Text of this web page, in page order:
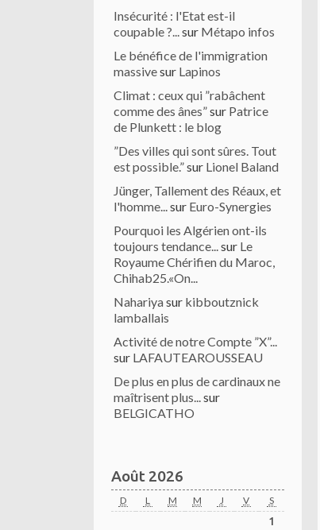
Insécurité : l'Etat est-il
coupable ?...sur Métapo infos
Le bénéfice de l'immigration
massivesur Lapinos
Climat : ceux qui ”rabâchent
comme des ânes”sur Patrice
de Plunkett : le blog
”Des villes qui sont sûres. Tout
est possible.”sur Lionel Baland
Jünger, Tallement des Réaux, et
l'homme...sur Euro-Synergies
Pourquoi les Algérien ont-ils
toujours tendance...sur Le
Royaume Chérifien du Maroc,
Chihab25.«On...
Nahariyasur kibboutznick
lamballais
Activité de notre Compte ”X”...
sur LAFAUTEAROUSSEAU
De plus en plus de cardinaux ne
maîtrisent plus...sur
BELGICATHO
Août 2026
D L M M J V S
1